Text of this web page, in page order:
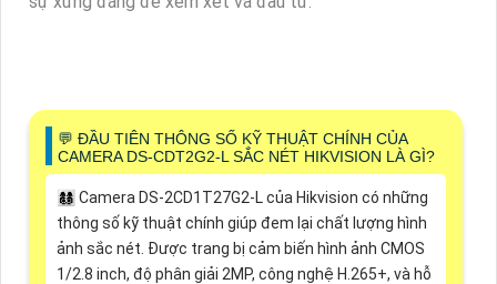
️💬 ĐẦU TIÊN THÔNG SỐ KỸ THUẬT CHÍNH CỦA
CAMERA DS-CDT2G2-L SẮC NÉT HIKVISION LÀ GÌ?
👩‍👩‍👦‍👦 Camera DS-2CD1T27G2-L của Hikvision có những
thông số kỹ thuật chính giúp đem lại chất lượng hình
ảnh sắc nét. Được trang bị cảm biến hình ảnh CMOS
1/2.8 inch, độ phân giải 2MP, công nghệ H.265+, và hỗ